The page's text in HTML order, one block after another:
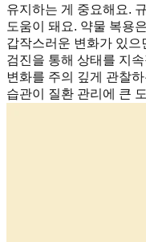
유지하는 게 중요해요.
도움이 돼요. 약물 복용
갑작스러운 변화가 있
검진을 통해 상태를 지
변화를 주의 깊게 관찰
습관이 질환 관리에 큰